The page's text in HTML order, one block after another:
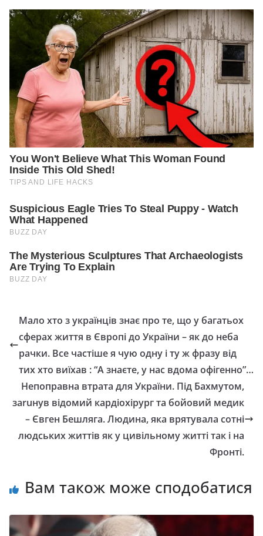
Мало хто з українців знає про те, що у багатьох
сферах життя в Європі до України – як до неба
рачки. Все частіше я чую одну і ту ж фразу від
тих хто виїхав : “А знаєте, у нас вдома офігенно”…
Непоправна втрата для України. Під Бахмутом,
заruнув відомий кардіохірург та бойовий медик
– Євген Бешляга. Людина, яка врятувала сотні
людських життів як у цивільному житті так і на
Фронті.
Вам також може сподобатися